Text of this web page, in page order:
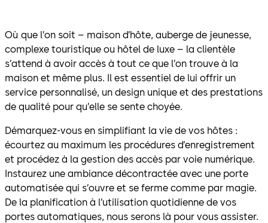
Où que l’on soit – maison d’hôte, auberge de jeunesse,
complexe touristique ou hôtel de luxe – la clientèle
s’attend à avoir accès à tout ce que l’on trouve à la
maison et même plus. Il est essentiel de lui offrir un
service personnalisé, un design unique et des prestations
de qualité pour qu’elle se sente choyée.
Démarquez-vous en simplifiant la vie de vos hôtes :
écourtez au maximum les procédures d’enregistrement
et procédez à la gestion des accès par voie numérique.
Instaurez une ambiance décontractée avec une porte
automatisée qui s’ouvre et se ferme comme par magie.
De la planification à l’utilisation quotidienne de vos
portes automatiques, nous serons là pour vous assister.